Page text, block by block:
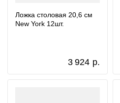
Ложка столовая 20,6 см
New York 12шт.
3 924 р.